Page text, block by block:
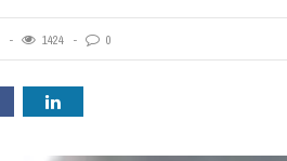
1424 0